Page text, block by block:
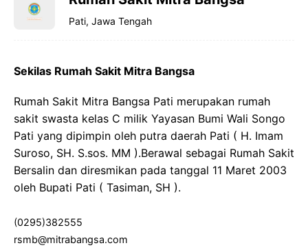
Pati, Jawa Tengah
Sekilas Rumah Sakit Mitra Bangsa
Rumah Sakit Mitra Bangsa Pati merupakan rumah
sakit swasta kelas C milik Yayasan Bumi Wali Songo
Pati yang dipimpin oleh putra daerah Pati ( H. Imam
Suroso, SH. S.sos. MM ).Berawal sebagai Rumah Sakit
Bersalin dan diresmikan pada tanggal 11 Maret 2003
oleh Bupati Pati ( Tasiman, SH ).
(0295)382555
rsmb@mitrabangsa.com